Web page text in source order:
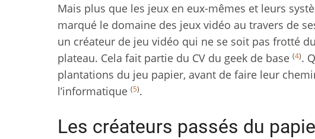
Mais plus que les jeux en eux-mêmes et leurs
marqué le domaine des jeux vidéo au travers de
un créateur de jeu vidéo qui ne se soit pas frotté
plateau. Cela fait partie du CV du geek de base (4).
plantations du jeu papier, avant de faire leur
l’informatique (5).
Les créateurs passés du